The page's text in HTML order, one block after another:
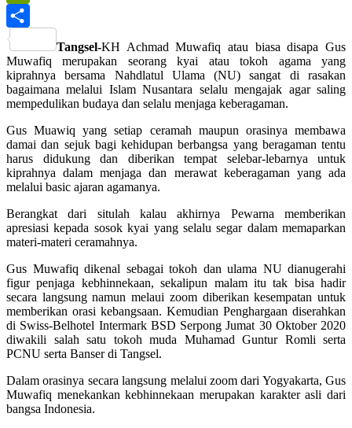
PrintFriendly
Tangsel-KH Achmad Muwafiq atau biasa disapa Gus
Muwafiq merupakan seorang kyai atau tokoh agama yang
kiprahnya bersama Nahdlatul Ulama (NU) sangat di rasakan
bagaimana melalui Islam Nusantara selalu mengajak agar saling
mempedulikan budaya dan selalu menjaga keberagaman.
Gus Muawiq yang setiap ceramah maupun orasinya membawa
damai dan sejuk bagi kehidupan berbangsa yang beragaman tentu
harus didukung dan diberikan tempat selebar-lebarnya untuk
kiprahnya dalam menjaga dan merawat keberagaman yang ada
melalui basic ajaran agamanya.
Berangkat dari situlah kalau akhirnya Pewarna memberikan
apresiasi kepada sosok kyai yang selalu segar dalam memaparkan
materi-materi ceramahnya.
Gus Muwafiq dikenal sebagai tokoh dan ulama NU dianugerahi
figur penjaga kebhinnekaan, sekalipun malam itu tak bisa hadir
secara langsung namun melaui zoom diberikan kesempatan untuk
memberikan orasi kebangsaan. Kemudian Penghargaan diserahkan
di Swiss-Belhotel Intermark BSD Serpong Jumat 30 Oktober 2020
diwakili salah satu tokoh muda Muhamad Guntur Romli serta
PCNU serta Banser di Tangsel.
Dalam orasinya secara langsung melalui zoom dari Yogyakarta, Gus
Muwafiq menekankan kebhinnekaan merupakan karakter asli dari
bangsa Indonesia.